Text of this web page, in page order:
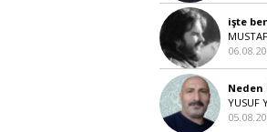
işte
Neden
YUSUF